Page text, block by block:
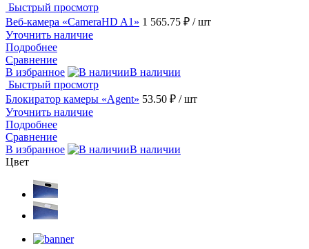
Быстрый просмотр
Веб-камера «CameraHD A1» 1 565.75 ₽ / шт
Уточнить наличие
Подробнее
Сравнение
В избранное
В наличии
Быстрый просмотр
Блокиратор камеры «Agent» 53.50 ₽ / шт
Уточнить наличие
Подробнее
Сравнение
В избранное
В наличии
Цвет